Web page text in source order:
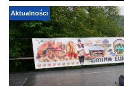
Aktualności